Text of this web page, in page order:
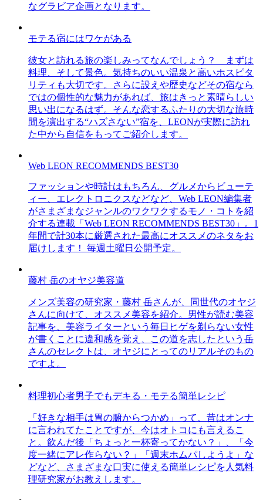
なグラビア企画となります。
モテる宿にはワケがある
彼女と訪れる旅の楽しみってなんでしょう？ まずは
料理、そして景色。気持ちのいい温泉と高いホスピタ
リティも大切です。さらに設えや歴史などその宿なら
ではの個性的な魅力があれば、旅はきっと素晴らしい
思い出になるはず。そんな恋するふたりの大切な旅時
間を演出する“ハズさない”宿を、LEONが実際に訪れ
た中から自信をもってご紹介します。
Web LEON RECOMMENDS BEST30
ファッションや時計はもちろん、グルメからビューテ
ィー、エレクトロニクスなどなど、Web LEON編集者
がさまざまなジャンルのワクワクするモノ・コトを紹
介する連載「Web LEON RECOMMENDS BEST30」。1
年間で計30本に厳選された最高にオススメのネタをお
届けします！ 毎週土曜日公開予定。
藤村 岳のオヤジ美容道
メンズ美容の研究家・藤村 岳さんが、同世代のオヤジ
さんに向けて、オススメ美容を紹介。男性が読む美容
記事を、美容ライターという毎日ヒゲを剃らない女性
が書くことに違和感を覚え、この道を志したという岳
さんのセレクトは、オヤジにとってのリアルそのもの
ですよ。
料理初心者男子でもデキる・モテる簡単レシピ
「好きな相手は胃の腑からつかめ」って、昔はオンナ
に言われてたことですが、今はオトコにも言えるこ
と。飲んだ後「ちょっと一杯寄ってかない？」、「今
度一緒にアレ作らない？」「週末ホムパしようよ」な
どなど、さまざまな口実に使える簡単レシピを人気料
理研究家がお教えします。